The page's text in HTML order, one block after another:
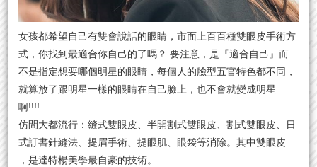
女孩都希望自己有雙會說話的眼睛，市面上百百種雙眼皮手術方
式，你找到最適合你自己的了嗎？ 要注意，是『適合自己』而
不是指定想要哪個明星的眼睛，每個人的臉型五官特色都不同，
就算放了跟明星一樣的眼睛在自己臉上，也不會就變成明星
啊!!!!
仿間大都流行：縫式雙眼皮、半開割式雙眼皮、割式雙眼皮、日
式訂書針縫法、提眉手術、提眼肌、眼袋等消除。其中雙眼皮
，是達特楊美學最自豪的技術。